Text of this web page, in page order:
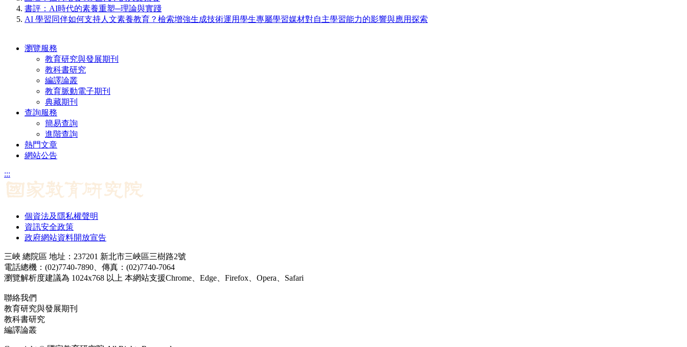
書評：AI時代的素養重塑─理論與實踐
AI 學習同伴如何支持人文素養教育？檢索增強生成技術運用學生專屬學習媒材對自主學習能力的影響與應用探索
瀏覽服務
教育研究與發展期刊
教科書研究
編譯論叢
教育脈動電子期刊
典藏期刊
查詢服務
簡易查詢
進階查詢
熱門文章
網站公告
:::
個資法及隱私權聲明
資訊安全政策
政府網站資料開放宣告
三峽 總院區 地址：237201 新北市三峽區三樹路2號
電話總機：(02)7740-7890、傳真：(02)7740-7064
瀏覽解析度建議為 1024x768 以上 本網站支援Chrome、Edge、Firefox、Opera、Safari
聯絡我們
教育研究與發展期刊
教科書研究
編譯論叢